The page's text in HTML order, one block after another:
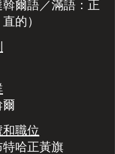
斡爾語／滿語：正
的）
爾
和職位
特哈正黃旗